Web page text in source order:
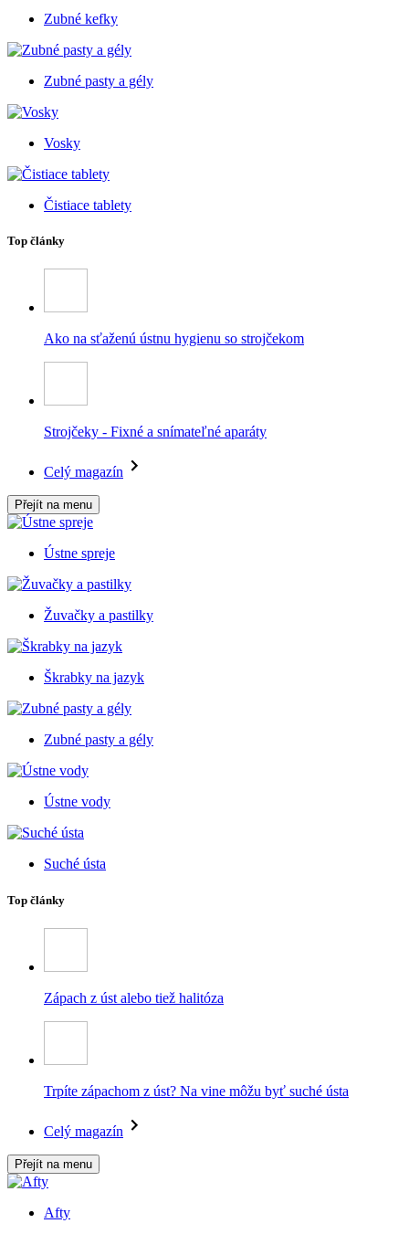
Zubné kefky
Zubné pasty a gély
Vosky
Čistiace tablety
Top články
Ako na sťaženú ústnu hygienu so strojčekom
Strojčeky - Fixné a snímateľné aparáty
Celý magazín
Přejít na menu
Ústne spreje
Žuvačky a pastilky
Škrabky na jazyk
Zubné pasty a gély
Ústne vody
Suché ústa
Top články
Zápach z úst alebo tiež halitóza
Trpíte zápachom z úst? Na vine môžu byť suché ústa
Celý magazín
Přejít na menu
Afty